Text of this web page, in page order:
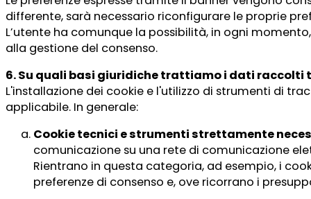
differente, sarà necessario riconfigurare le proprie
L’utente ha comunque la possibilità, in ogni
alla gestione del consenso.
6. Su quali basi giuridiche trattiamo i dati raccolti
L'installazione dei cookie e l'utilizzo di strumenti di
applicabile. In generale:
Cookie tecnici e strumenti strettamente
comunicazione su una rete di comunicazione
Rientrano in questa categoria, ad esempio, i
preferenze di consenso e, ove ricorrano i